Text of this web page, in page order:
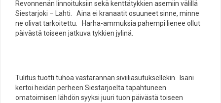
Revonnenän linnoituksiin sekä kenttätykkien asemiin välillä
Siestarjoki – Lahti. Aina ei kranaatit osuuneet sinne, minne
ne olivat tarkoitettu. Harha-ammuksia pahempi lienee ollut
päivästä toiseen jatkuva tykkien jylinä.
Tulitus tuotti tuhoa vastarannan siviiliasutuksellekin. Isäni
kertoi heidän perheen Siestarjoelta tapahtuneen
omatoimisen lähdön syyksi juuri tuon päivästä toiseen